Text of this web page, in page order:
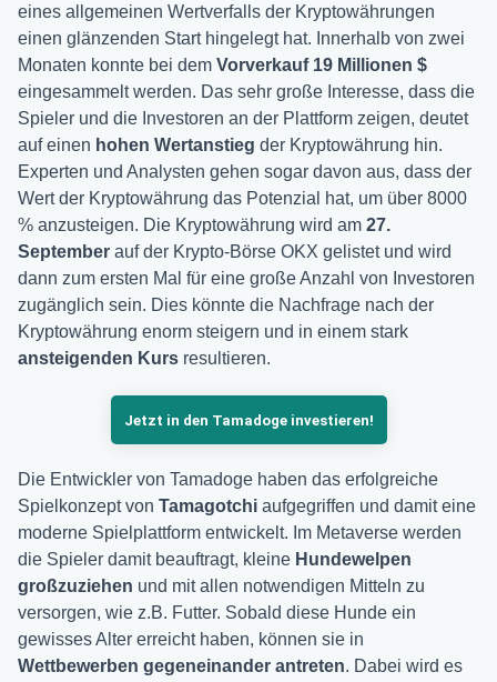
eines allgemeinen Wertverfalls der Kryptowährungen
einen glänzenden Start hingelegt hat. Innerhalb von zwei
Monaten konnte bei dem Vorverkauf 19 Millionen $
eingesammelt werden. Das sehr große Interesse, dass die
Spieler und die Investoren an der Plattform zeigen, deutet
auf einen hohen Wertanstieg der Kryptowährung hin.
Experten und Analysten gehen sogar davon aus, dass der
Wert der Kryptowährung das Potenzial hat, um über 8000
% anzusteigen. Die Kryptowährung wird am 27.
September auf der Krypto-Börse OKX gelistet und wird
dann zum ersten Mal für eine große Anzahl von Investoren
zugänglich sein. Dies könnte die Nachfrage nach der
Kryptowährung enorm steigern und in einem stark
ansteigenden Kurs resultieren.
Jetzt in den Tamadoge investieren!
Die Entwickler von Tamadoge haben das erfolgreiche
Spielkonzept von Tamagotchi aufgegriffen und damit eine
moderne Spielplattform entwickelt. Im Metaverse werden
die Spieler damit beauftragt, kleine Hundewelpen
großzuziehen und mit allen notwendigen Mitteln zu
versorgen, wie z.B. Futter. Sobald diese Hunde ein
gewisses Alter erreicht haben, können sie in
Wettbewerben gegeneinander antreten. Dabei wird es